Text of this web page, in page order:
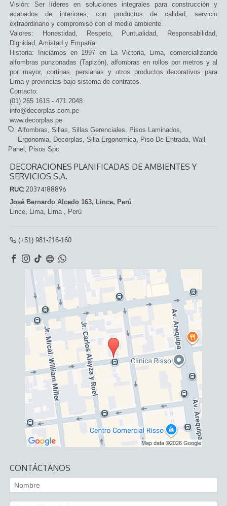
Visión: Ser líderes en soluciones integrales para construcción y
acabados de interiores, con productos de calidad, servicio
extraordinario y compromiso con el medio ambiente.
Valores: Honestidad, Respeto, Puntualidad, Responsabilidad,
Dignidad, Amistad y Empatía.
Historia: Iniciamos en 1997 en La Victoria, Lima, comercializando
alfombras punzonadas (Tapizón), alfombras en rollos por metros y al
por mayor, cortinas, persianas y otros productos decorativos para
Lima y provincias bajo sistema de contratos.
Contacto:
(01) 265 1615 - 471 2048
info@decorplas.com.pe
www.decorplas.pe
Alfombras
Sillas Sillas Gerenciales
Pisos Laminados
Ergonomia
Decorplas Silla Ergonomica Piso De Entrada Wall
Panel
Pisos Spc
DECORACIONES PLANIFICADAS DE AMBIENTES Y
SERVICIOS S.A.
RUC:20374188896
José Bernardo Alcedo 163, Lince, Perú
Lince, Lima, Lima , Perú
(+51) 981-216-160
CONTÁCTANOS